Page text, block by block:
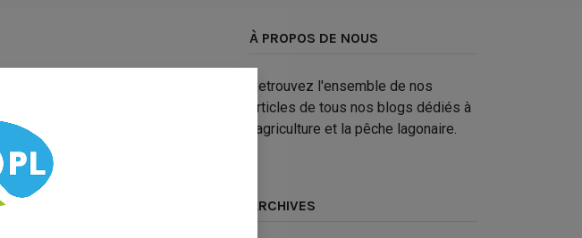
À PROPOS DE NOUS
Retrouvez l'ensemble de nos
articles de tous nos blogs dédiés à
l'agriculture et la pêche lagonaire.
ARCHIVES